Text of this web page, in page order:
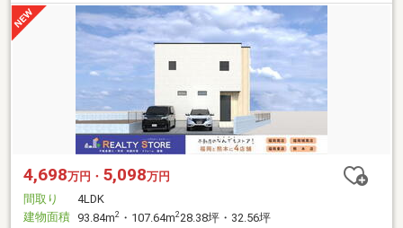
4,698万円・ 5,098万円
間取り
4LDK
建物面積 93.84m2 ・107.64m228.38坪・32.56坪